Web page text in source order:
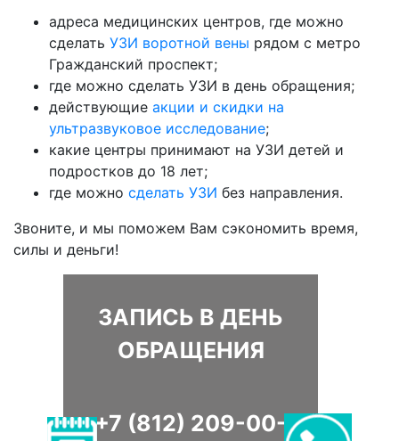
адреса медицинских центров, где можно
сделать УЗИ воротной вены рядом с метро
Гражданский проспект;
где можно сделать УЗИ в день обращения;
действующие акции и скидки на
ультразвуковое исследование;
какие центры принимают на УЗИ детей и
подростков до 18 лет;
где можно сделать УЗИ без направления.
Звоните, и мы поможем Вам сэкономить время,
силы и деньги!
ЗАПИСЬ В ДЕНЬ
ОБРАЩЕНИЯ
+7 (812) 209-00-